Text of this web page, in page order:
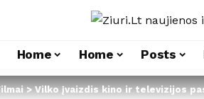
Home Home Posts
>Vilko įvaizdis kino ir televizijos